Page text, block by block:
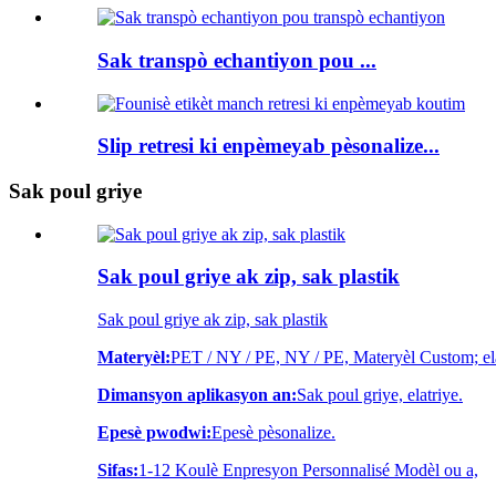
Sak transpò echantiyon pou ...
Slip retresi ki enpèmeyab pèsonalize...
Sak poul griye
Sak poul griye ak zip, sak plastik
Sak poul griye ak zip, sak plastik
Materyèl:PET / NY / PE, NY / PE, Materyèl Custom;
Dimansyon aplikasyon an:Sak poul griye, elatriye.
Epesè pwodwi:Epesè pèsonalize.
Sifas:1-12 Koulè Enpresyon Personnalisé Modèl ou a,